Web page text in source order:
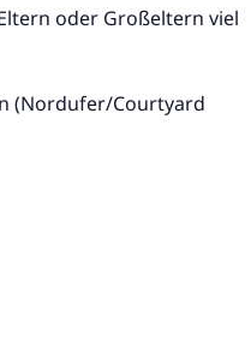
oder Großeltern viel
(Nordufer/Courtyard